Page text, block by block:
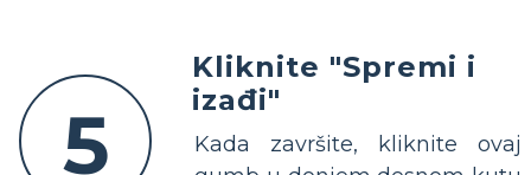
5
Kliknite "Spremi i
izađi"
Kada završite, kliknite ovaj